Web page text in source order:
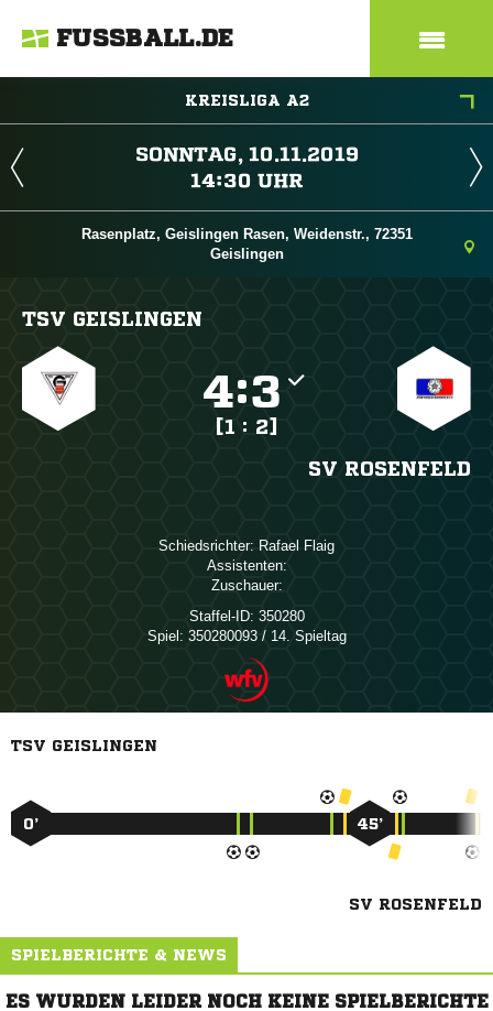
FUSSBALL.DE
KREISLIGA A2
 
 
Rasenplatz, Geislingen Rasen, Weidenstr., 72351
Geislingen
TSV GEISLINGEN
:
[1 : 2]
SV ROSENFELD
Schiedsrichter:  
Assistenten:
Zuschauer:
Staffel-ID: 350280
Spiel: 350280093 / 14. Spieltag
TSV GEISLINGEN
0’ 45’
SV ROSENFELD
SPIELBERICHTE & NEWS
ES WURDEN LEIDER NOCH KEINE SPIELBERICHTE